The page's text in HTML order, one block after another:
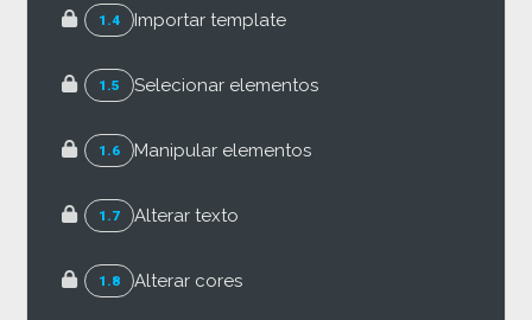
1.4 Importar template
1.5 Selecionar elementos
1.6 Manipular elementos
1.7 Alterar texto
1.8 Alterar cores